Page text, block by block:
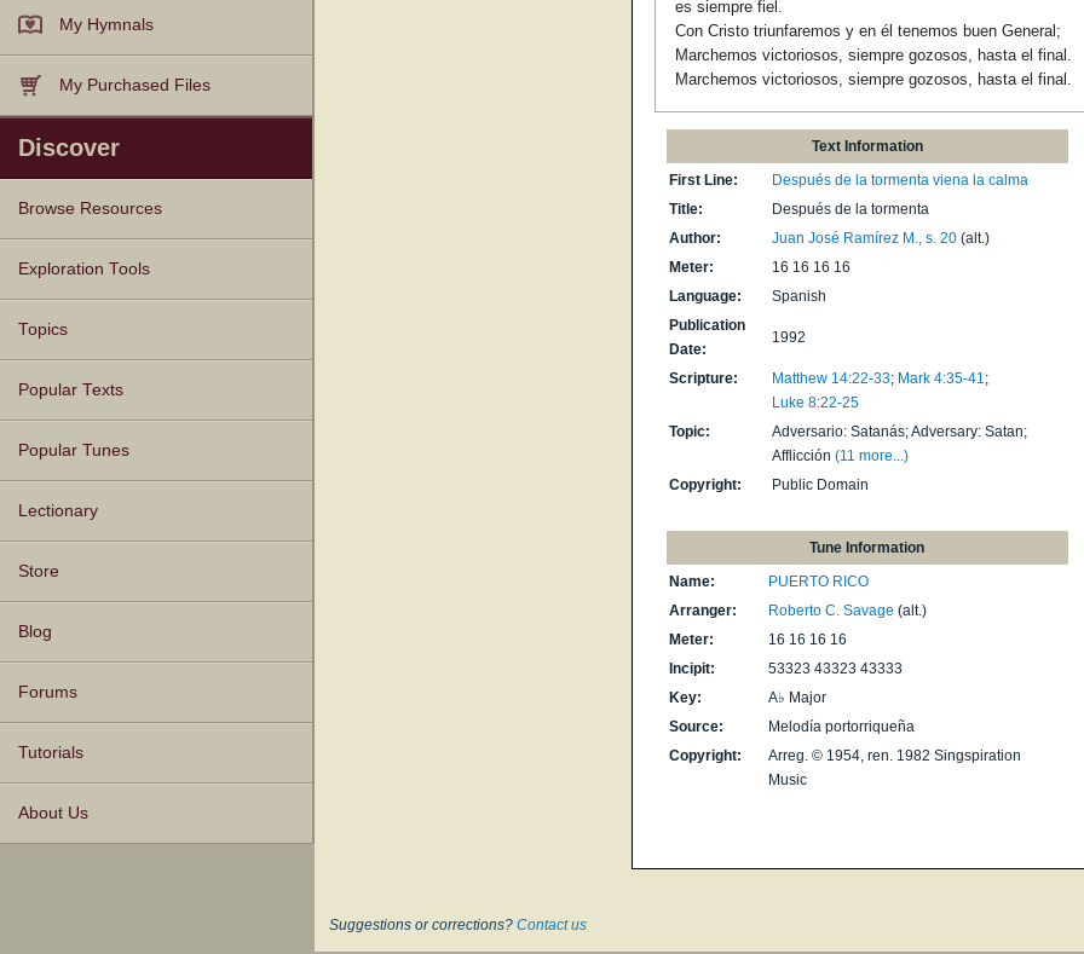
My Hymnals
My Purchased Files
Discover
Browse Resources
Texts
Tunes
Instances
People
Hymnals
Exploration Tools
Topics
Popular Texts
Popular Tunes
Lectionary
Store
Blog
Forums
Tutorials
About Us
es siempre fiel.
Con Cristo triunfaremos y en él tenemos buen General;
Marchemos victoriosos, siempre gozosos, hasta el final.
Marchemos victoriosos, siempre gozosos, hasta el final.
Text Information
First Line:
Después de la tormenta viena la calma
Title:
Después de la tormenta
Author:
Juan José Ramírez M., s. 20(alt.)
Meter:
16 16 16 16
Language:
Spanish
Publication
Date:
1992
Scripture: Matthew 14:22-33; Mark 4:35-41;
Luke 8:22-25
Topic:
Adversario: Satanás; Adversary: Satan;
Afflicción (11 more...)
Copyright:
Public Domain
Tune Information
Name:
PUERTO RICO
Arranger:
Roberto C. Savage (alt.)
Meter:
16 16 16 16
Incipit:
53323 43323 43333
Key:
A♭ Major
Source:
Melodía portorriqueña
Copyright:
Arreg. © 1954, ren. 1982 Singspiration
Music
Suggestions or corrections? Contact us